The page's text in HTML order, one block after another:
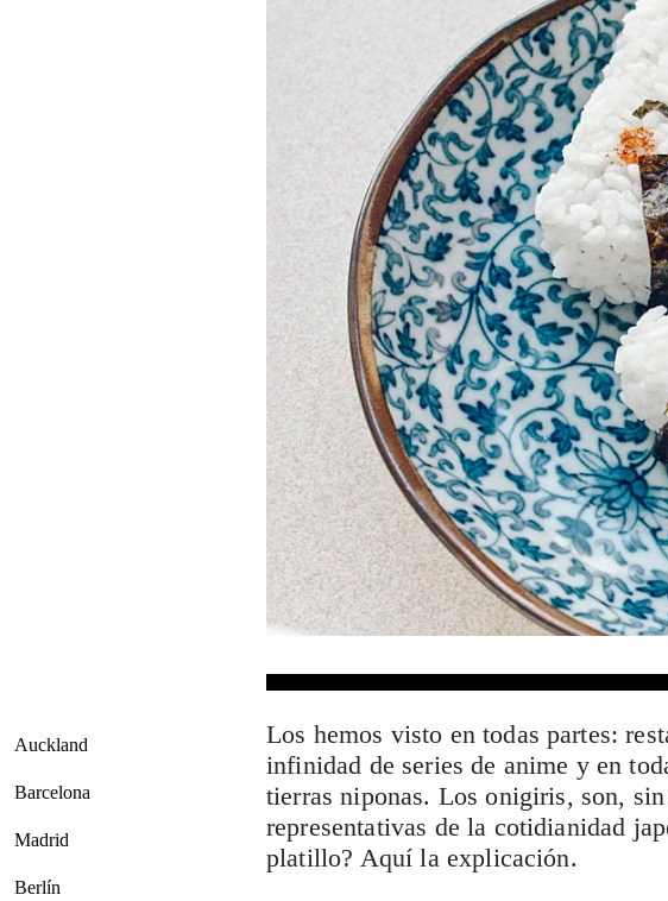
Auckland
Barcelona
Madrid
Berlín
Los hemos visto en todas partes:
infinidad de series de anime y en
tierras niponas. Los onigiris, son,
representativas de la cotidianidad
platillo? Aquí la explicación.